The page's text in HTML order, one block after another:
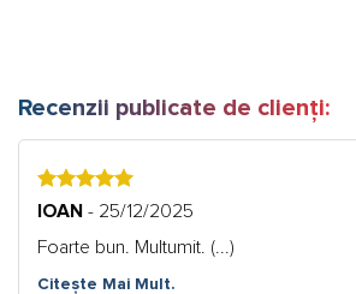
Recenzii publicate de clienți:
5IOAN - 25/12/2025
Foarte bun. Multumit. (...)
Citește Mai Mult.